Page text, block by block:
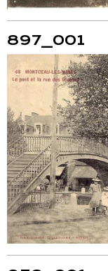
897_001